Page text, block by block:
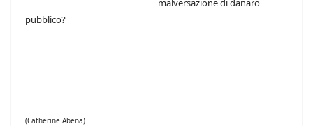
malversazione di danaro
pubblico?
(Catherine Abena)